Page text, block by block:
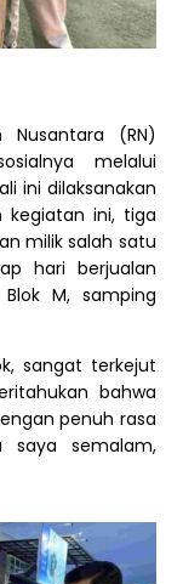
Nusantara (RN)
melalui
ini dilaksanakan
kegiatan ini, tiga
milik salah satu
hari berjualan
M, samping
sangat terkejut
bahwa
penuh rasa
saya semalam,